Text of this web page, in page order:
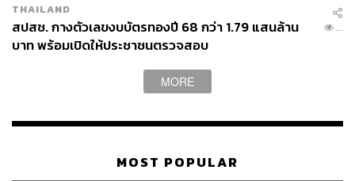
THAILAND
สปสช. กางตัวเลขงบบัตรทองปี 68 กว่า 1.79 แสนล้าน
บาท พร้อมเปิดให้ประชาชนตรวจสอบ
...
MORE
MOST POPULAR